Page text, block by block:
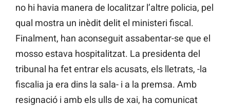
no hi havia manera de localitzar l’altre policia, pel
qual mostra un inèdit delit el ministeri fiscal.
Finalment, han aconseguit assabentar-se que el
mosso estava hospitalitzat. La presidenta del
tribunal ha fet entrar els acusats, els lletrats, -la
fiscalia ja era dins la sala- i a la premsa. Amb
resignació i amb els ulls de xai, ha comunicat